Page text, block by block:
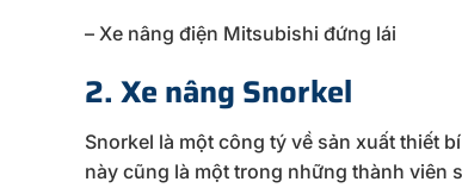
– Xe nâng điện Mitsubishi đứng lái
2. Xe nâng Snorkel
Snorkel là một công tý về sản xuất thiết
này cũng là một trong những thành viên